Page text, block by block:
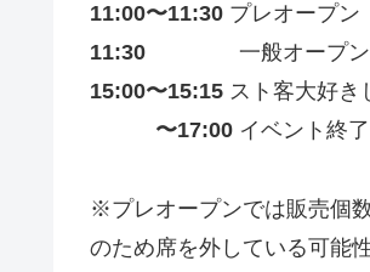
11:00〜11:30 プレオープン
11:30 一般オープン（通
15:00〜15:15 スト客大好き
〜17:00 イベント終了
※プレオープンでは販売個
のため席を外している可能